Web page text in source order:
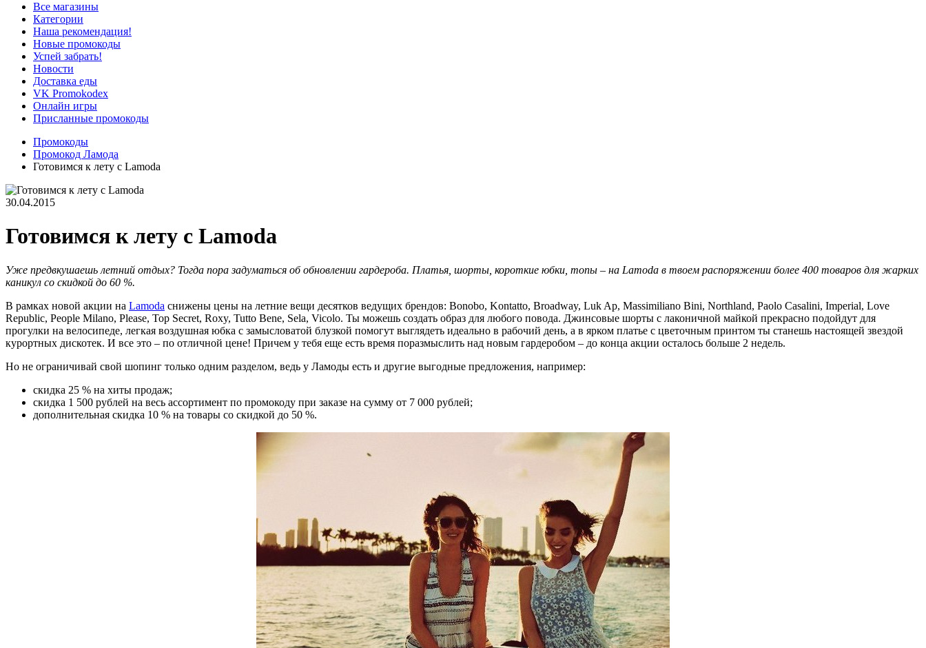
Все магазины
Категории
Наша рекомендация!
Новые промокоды
Успей забрать!
Новости
Доставка еды
VK Promokodex
Онлайн игры
Присланные промокоды
Промокоды
Промокод Ламода
Готовимся к лету с Lamoda
30.04.2015
Готовимся к лету с Lamoda
Уже предвкушаешь летний отдых? Тогда пора задуматься об обновлении гардероба. Платья, шорты, короткие юбки, топы – на Lamoda в твоем распоряжении более 400 товаров для жарких
каникул со скидкой до 60 %.
В рамках новой акции на Lamoda снижены цены на летние вещи десятков ведущих брендов: Bonobo, Kontatto, Broadway, Luk Ap, Massimiliano Bini, Northland, Paolo Casalini, Imperial, Love
Republic, People Milano, Please, Top Secret, Roxy, Tutto Bene, Sela, Vicolo. Ты можешь создать образ для любого повода. Джинсовые шорты с лаконичной майкой прекрасно подойдут для
прогулки на велосипеде, легкая воздушная юбка с замысловатой блузкой помогут выглядеть идеально в рабочий день, а в ярком платье с цветочным принтом ты станешь настоящей звездой
курортных дискотек. И все это – по отличной цене! Причем у тебя еще есть время поразмыслить над новым гардеробом – до конца акции осталось больше 2 недель.
Но не ограничивай свой шопинг только одним разделом, ведь у Ламоды есть и другие выгодные предложения, например:
скидка 25 % на хиты продаж;
скидка 1 500 рублей на весь ассортимент по промокоду при заказе на сумму от 7 000 рублей;
дополнительная скидка 10 % на товары со скидкой до 50 %.